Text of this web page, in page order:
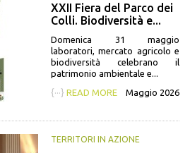
XXII Fiera del Parco dei
Colli. Biodiversità e...
Domenica 31 maggio
laboratori, mercato agricolo e
biodiversità celebrano il
patrimonio ambientale e...
{···} READ MORE Maggio 2026
TERRITORI IN AZIONE